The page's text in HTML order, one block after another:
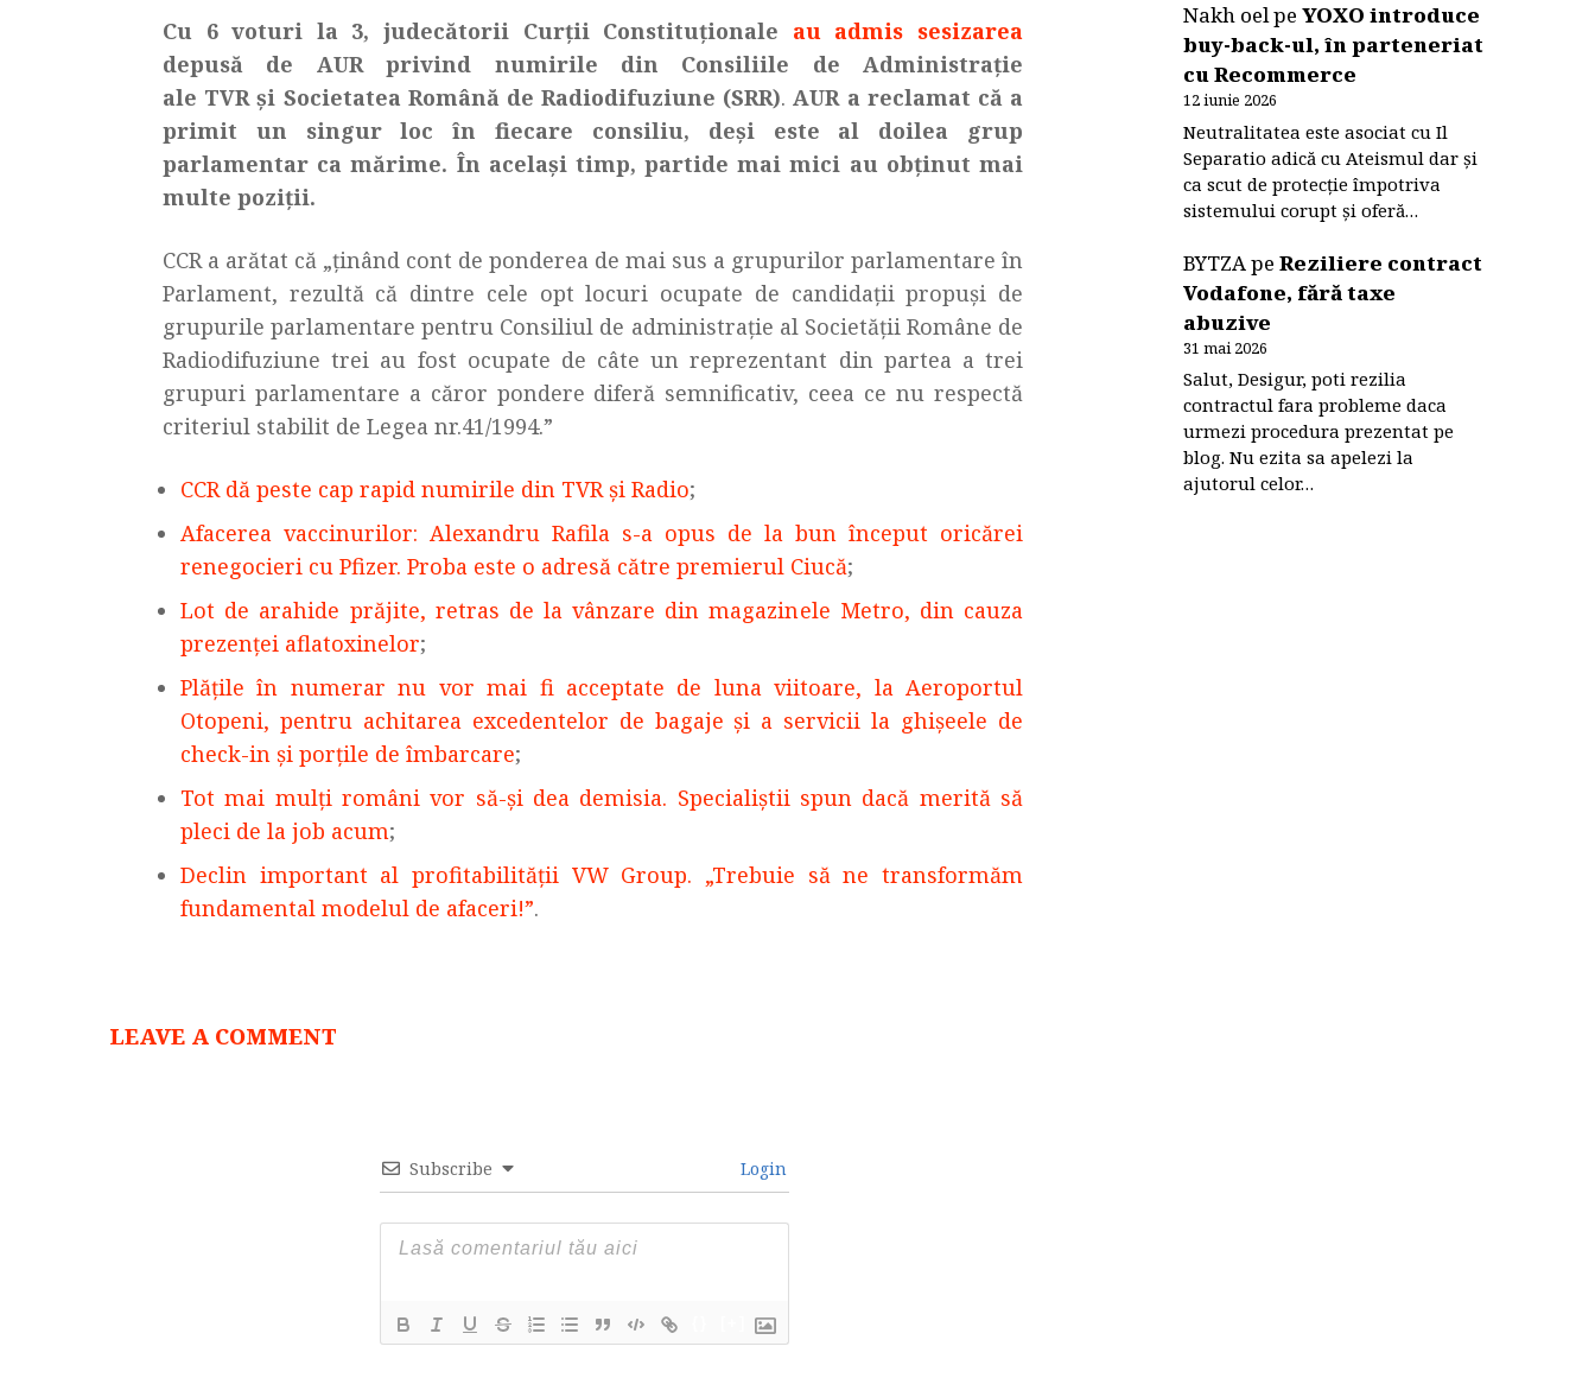
Cu 6 voturi la 3, judecătorii Curții Constituționale au admis sesizarea
depusă de AUR privind numirile din Consiliile de Administrație
ale TVR și Societatea Română de Radiodifuziune (SRR).AUR a reclamat că a
primit un singur loc în fiecare consiliu, deși este al doilea grup
parlamentar ca mărime. În același timp, partide mai mici au obținut mai
multe poziții.
CCR a arătat că „ținând cont de ponderea de mai sus a grupurilor parlamentare în
Parlament, rezultă că dintre cele opt locuri ocupate de candidații propuși de
grupurile parlamentare pentru Consiliul de administrație al Societății Române de
Radiodifuziune trei au fost ocupate de câte un reprezentant din partea a trei
grupuri parlamentare a căror pondere diferă semnificativ, ceea ce nu respectă
criteriul stabilit de Legea nr.41/1994.”
CCR dă peste cap rapid numirile din TVR și Radio;
Afacerea vaccinurilor: Alexandru Rafila s-a opus de la bun început oricărei
renegocieri cu Pfizer. Proba este o adresă către premierul Ciucă;
Lot de arahide prăjite, retras de la vânzare din magazinele Metro, din cauza
prezenţei aflatoxinelor;
Plățile în numerar nu vor mai fi acceptate de luna viitoare, la Aeroportul
Otopeni, pentru achitarea excedentelor de bagaje și a servicii la ghișeele de
check-in și porțile de îmbarcare;
Tot mai mulți români vor să-și dea demisia. Specialiștii spun dacă merită să
pleci de la job acum;
Declin important al profitabilității VW Group. „Trebuie să ne transformăm
fundamental modelul de afaceri!”.
LEAVE A COMMENT
Subscribe Login
Nakh oelpeYOXO introduce
buy-back-ul, în parteneriat
cu Recommerce
12 iunie 2026
Neutralitatea este asociat cu Il
Separatio adică cu Ateismul dar și
ca scut de protecție împotriva
sistemului corupt și oferă…
BYTZApeReziliere contract
Vodafone, fără taxe
abuzive
31 mai 2026
Salut, Desigur, poti rezilia
contractul fara probleme daca
urmezi procedura prezentat pe
blog. Nu ezita sa apelezi la
ajutorul celor…